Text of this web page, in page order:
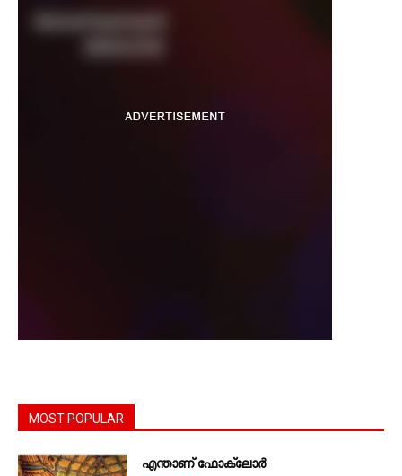
MOST POPULAR
എന്താണ്‌ ഫോക്‌ലോർ